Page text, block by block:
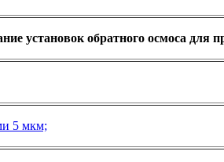
установок обратного осмоса для
5 мкм;